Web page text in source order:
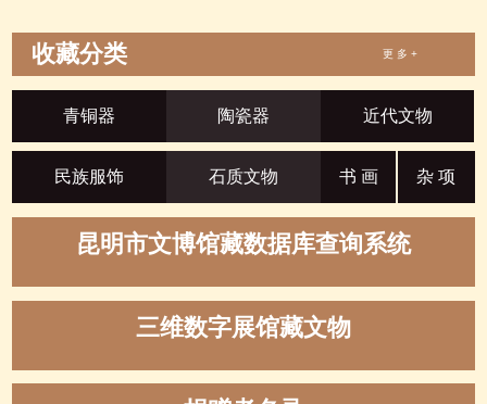
收藏分类 更 多 +
青铜器 陶瓷器 近代文物
民族服饰 石质文物 书 画 杂 项
昆明市文博馆藏数据库查询系统
三维数字展馆藏文物